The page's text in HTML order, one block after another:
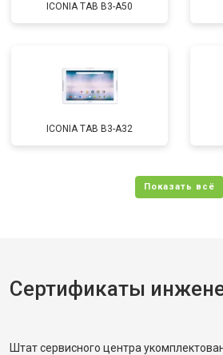
ICONIA TAB B3-A50
ICONIA TAB B3-A32
Сертификаты
Штат сервисного центра